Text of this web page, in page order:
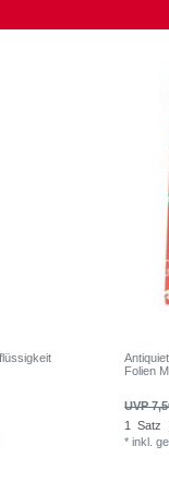
Folien
UVP
1 Satz
*inkl.